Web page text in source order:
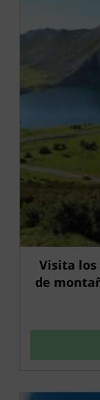
Visita los
de